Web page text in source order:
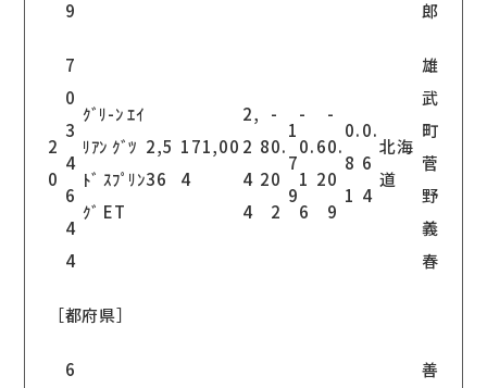
9
郎
2
0
7
0
3
4
6
4
4
ｸﾞﾘ-ﾝ ｴｲ
ﾘｱﾝ ｸﾞﾂ
ﾄﾞ ｽﾌﾟﾘﾝ
ｸﾞ ET
2,5
36
171,00
4
2,
2
4
4
8
2
-
0.
0
2
1
7
9
-
0.
1
6
6
2
-
0.
0
9
0.
8
1
0.
6
4
北海
道
雄
武
町
菅
野
義
春
［都府県］
6
善